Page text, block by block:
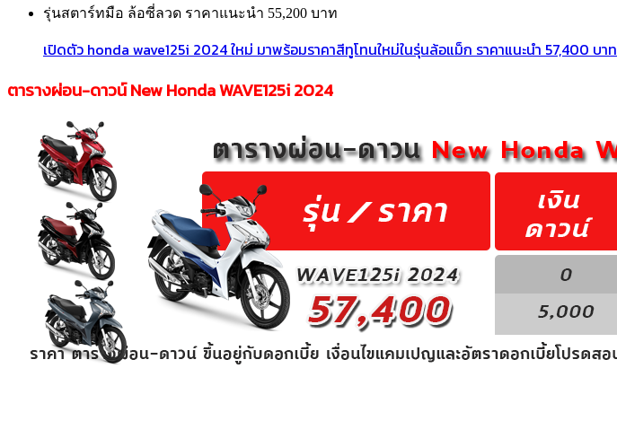
รุ่นสตาร์ทมือ ล้อซี่ลวด ราคาแนะนำ 55,200 บาท
เปิดตัว honda wave125i 2024 ใหม่ มาพร้อมราคาสีทูโทนใหม่ในรุ่นล้อแม็ก ราคาแนะนำ 57,400 บาท
ตารางผ่อน-ดาวน์ New Honda WAVE125i 2024